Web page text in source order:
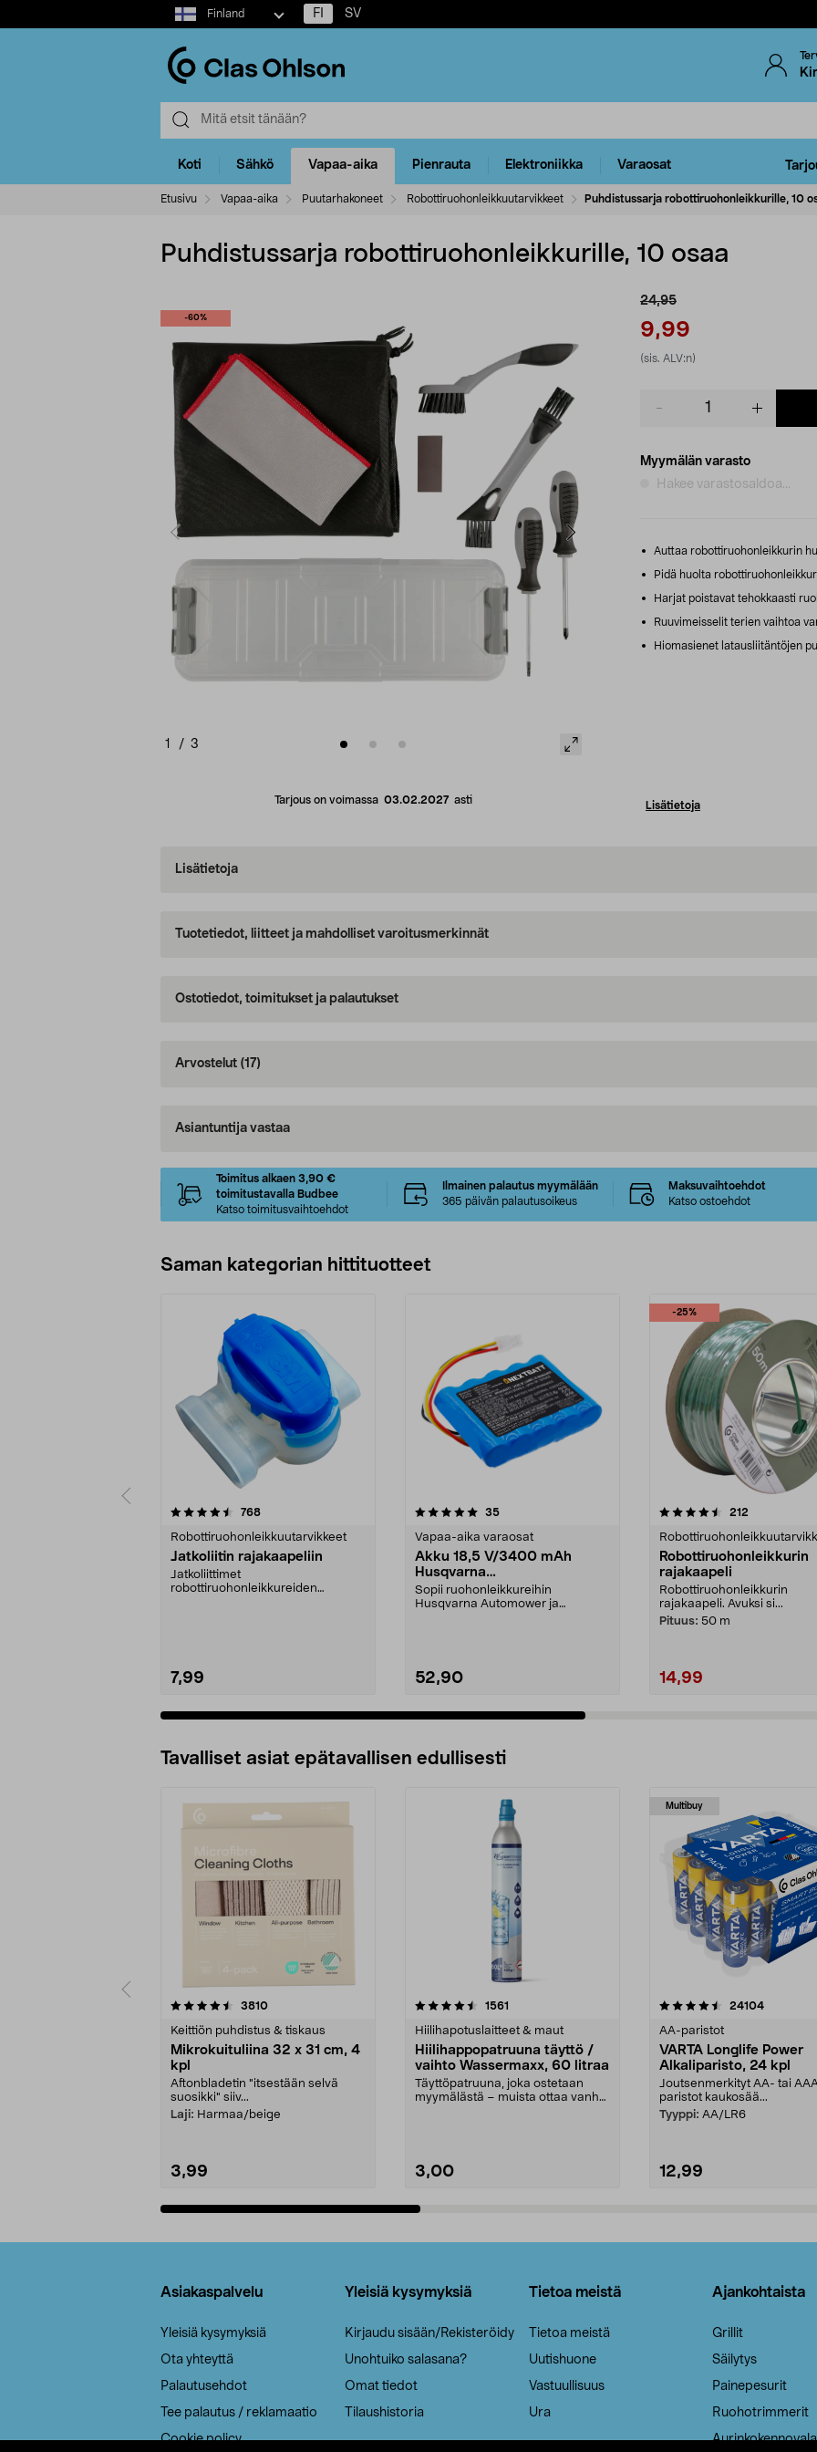
Select
market
Finland FI SV
Koti Sähkö Vapaa-aika Pienrauta Elektroniikka Varaosat
Etusivu Vapaa-aika Puutarhakoneet Robottiruohonleikkuutarvikkeet Puhdistussarja robottiruohonleikkurille, 10
Puhdistussarja robottiruohonleikkurille, 10 osaa
-60%
1 / 3
Tarjous on voimassa 03.02.2027asti
24,95
9,99
(sis. ALV:n)
Myymälän varasto
Hakee varastosaldoa...
Auttaa robottiruohonleikkurin
Pidä huolta
Harjat poistavat tehokkaasti
Ruuvimeisselit terien vaihtoa
Hiomasienet latausliitäntöjen
Lisätietoja
Lisätietoja
Tuotetiedot, liitteet ja mahdolliset varoitusmerkinnät
Ostotiedot, toimitukset ja palautukset
Arvostelut (17)
Asiantuntija vastaa
Toimitus alkaen 3,90 €
toimitustavalla Budbee
Katso toimitusvaihtoehdot
Ilmainen palautus myymälään
365 päivän palautusoikeus
Maksuvaihtoehdot
Katso ostoehdot
Saman kategorian hittituotteet
768arvostelut
Robottiruohonleikkuutarvikkeet
Jatkoliitin rajakaapeliin
Jatkoliittimet
robottiruohonleikkureiden
7,99
5.0 viidestä
35arvostelut
Vapaa-aika varaosat
Akku 18,5 V/3400 mAh
Husqvarna
Automower/Gardena Sileno
Sopii ruohonleikkureihin
Husqvarna Automower ja
52,90
-25%
4.5 viidestä
212
Robottiruohonleikkurin
rajakaapeli
Robottiruohonleikkurin
rajakaapeli. Avuksi si...
Pituus: 50 m
14,99
4.5 viidestä
Tavalliset asiat epätavallisen edullisesti
3810arvostelut
Keittiön puhdistus & tiskaus
Mikrokuituliina 32 x 31 cm, 4
kpl
Aftonbladetin "itsestään selvä
suosikki" siiv...
Laji: Harmaa/beige
3,99
4.5viidestä
1561
Hiilihapotuslaitteet & maut
Hiilihappopatruuna täyttö /
vaihto Wassermaxx, 60 litraa
Täyttöpatruuna, joka ostetaan
myymälästä – muista ottaa vanha
3,00
Multibuy
4.5viidestä
24104arvostelut
AA-paristot
VARTA Longlife Power
Alkaliparisto, 24 kpl
Joutsenmerkityt AA- tai
paristot kaukosää...
Tyyppi: AA/LR6
12,99
4.5viidestä
Asiakaspalvelu
Yleisiä kysymyksiä
Ota yhteyttä
Palautusehdot
Tee palautus / reklamaatio
Cookie policy
Yleisiä kysymyksiä
Kirjaudu sisään/Rekisteröidy
Unohtuiko salasana?
Omat tiedot
Tilaushistoria
Tietoa meistä
Tietoa meistä
Uutishuone
Vastuullisuus
Ura
Ajankohtaista
Grillit
Säilytys
Painepesurit
Ruohotrimmerit